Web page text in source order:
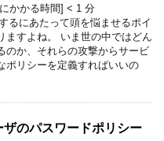
かかる時間] < 1 分
るにあたって頭を悩ませるポイ
ますよね。 いま世の中ではどん
のか、それらの攻撃からサービ
ポリシーを定義すればいいの
のパスワードポリシー